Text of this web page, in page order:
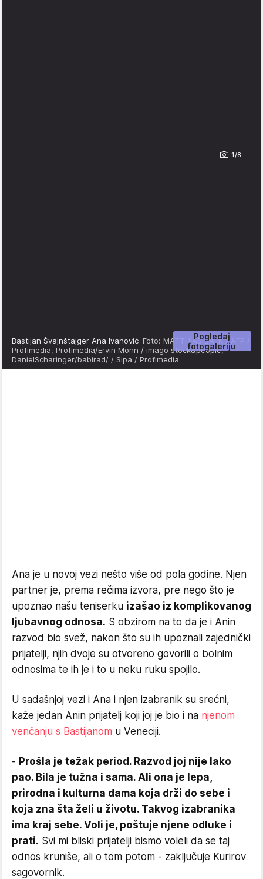
1/8
Pogledaj
fotogaleriju
Bastijan Švajnštajger Ana Ivanović Foto: MATTHIAS BALK / AFP /
Profimedia, Profimedia/Ervin Monn / imago stock&people,
DanielScharinger/babirad/ / Sipa / Profimedia
Ana je u novoj vezi nešto više od pola godine. Njen
partner je, prema rečima izvora, pre nego što je
upoznao našu teniserku izašao iz komplikovanog
ljubavnog odnosa. S obzirom na to da je i Anin
razvod bio svež, nakon što su ih upoznali zajednički
prijatelji, njih dvoje su otvoreno govorili o bolnim
odnosima te ih je i to u neku ruku spojilo.
U sadašnjoj vezi i Ana i njen izabranik su srećni,
kaže jedan Anin prijatelj koji joj je bio i na njenom
venčanju s Bastijanom u Veneciji.
- Prošla je težak period. Razvod joj nije lako
pao. Bila je tužna i sama. Ali ona je lepa,
prirodna i kulturna dama koja drži do sebe i
koja zna šta želi u životu. Takvog izabranika
ima kraj sebe. Voli je, poštuje njene odluke i
prati. Svi mi bliski prijatelji bismo voleli da se taj
odnos kruniše, ali o tom potom - zaključuje Kurirov
sagovornik.